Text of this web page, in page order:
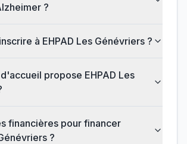
?
Comment s'inscrire à EHPAD Les Génévriers ?
propose EHPAD Les
financières pour financer
Les Génévriers ?